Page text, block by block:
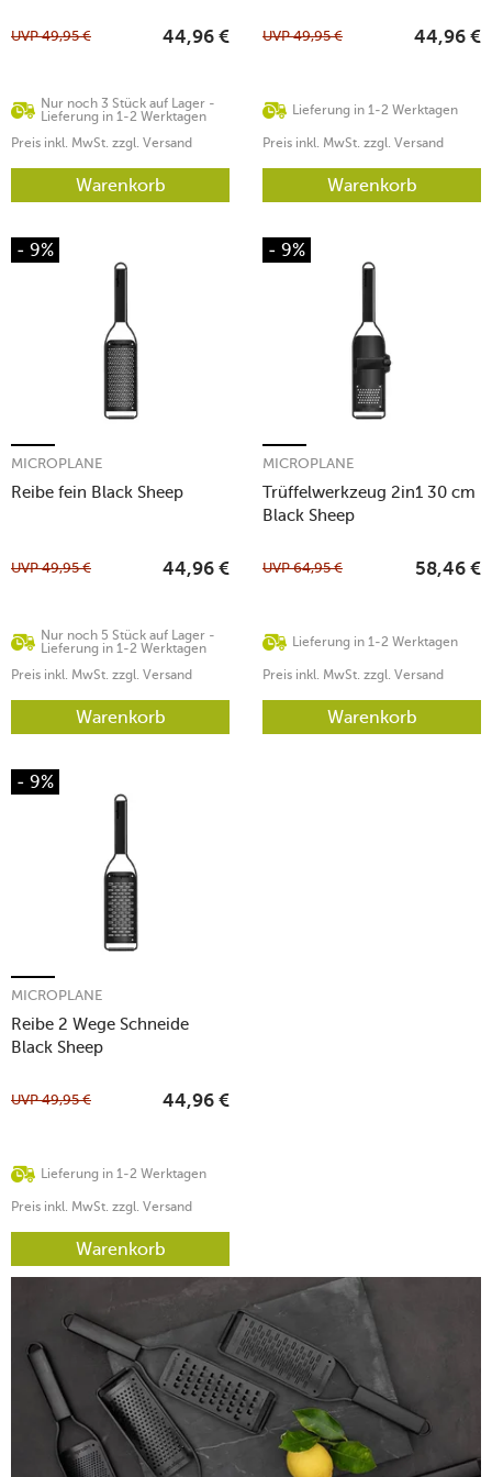
Nur noch 3 Stück auf Lager -
Lieferung in 1-2 Werktagen
UVP49,95 € 44,96 €
Preis inkl. MwSt. zzgl. Versand
Warenkorb
Lieferung in 1-2 Werktagen
UVP49,95 € 44,96 €
Preis inkl. MwSt. zzgl. Versand
Warenkorb
- 9%
Reibe fein Black Sheep
MICROPLANE
Nur noch 5 Stück auf Lager -
Lieferung in 1-2 Werktagen
UVP49,95 € 44,96 €
Preis inkl. MwSt. zzgl. Versand
Warenkorb
- 9%
Trüffelwerkzeug 2in1 30 cm
Black Sheep
MICROPLANE
Lieferung in 1-2 Werktagen
UVP64,95 € 58,46 €
Preis inkl. MwSt. zzgl. Versand
Warenkorb
- 9%
Reibe 2 Wege Schneide
Black Sheep
MICROPLANE
Lieferung in 1-2 Werktagen
UVP49,95 € 44,96 €
Preis inkl. MwSt. zzgl. Versand
Warenkorb